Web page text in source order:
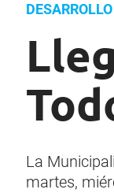
La
martes,